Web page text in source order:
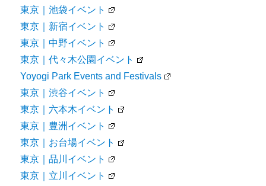
東京｜池袋イベント
東京｜新宿イベント
東京｜中野イベント
東京｜代々木公園イベント
Yoyogi Park Events and Festivals
東京｜渋谷イベント
東京｜六本木イベント
東京｜豊洲イベント
東京｜お台場イベント
東京｜品川イベント
東京｜立川イベント